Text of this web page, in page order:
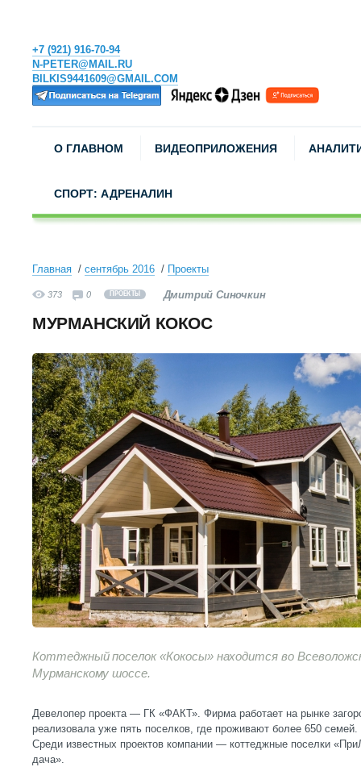
+7 (921) 916-70-94
N-PETER@MAIL.RU
BILKIS9441609@GMAIL.COM
О ГЛАВНОМ ВИДЕОПРИЛОЖЕНИЯ
СПОРТ: АДРЕНАЛИН
Главная сентябрь 2016 Проекты
373 0 ПРОЕКТЫ Дмитрий Синочкин
МУРМАНСКИЙ КОКОС
Коттеджный поселок «Кокосы» находится во
Мурманскому шоссе.
Девелопер проекта — ГК «ФАКТ». Фирма работает на рынке
реализовала уже пять поселков, где проживают более 650 семей.
Среди известных проектов компании — коттеджные поселки
дача».